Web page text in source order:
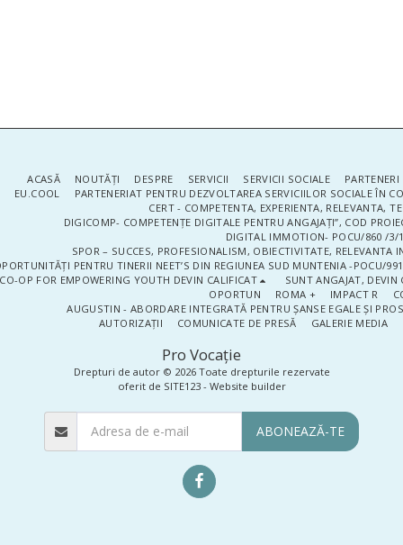
Pro Vocaţie
Drepturi de autor © 2026 Toate drepturile rezervate
oferit de SITE123- Website builder
ACASĂ NOUTĂŢI DESPRE SERVICII SERVICII SOCIALE
EU.COOL
PARTENERIAT PENTRU DEZVOLTAREA SERVICIILOR SOCIALE ÎN
CERT - COMPETENTA, EXPERIENTA, RELEVANTA,
DIGICOMP- COMPETENȚE DIGITALE PENTRU ANGAJAȚI”, COD
DIGITAL IMMOTION- POCU/860 /3/
SPOR – SUCCES, PROFESIONALISM, OBIECTIVITATE, RELEVANTA
PENTRU TINERII NEET’S DIN REGIUNEA SUD MUNTENIA -POCU/
CO-OP FOR EMPOWERING YOUTH DEVIN CALIFICAT
SUNT ANGAJAT, DEVIN
OPORTUN
ROMA + IMPACT R
AUGUSTIN - ABORDARE INTEGRATĂ PENTRU ȘANSE EGALE ȘI
AUTORIZAȚII
COMUNICATE DE PRESĂ GALERIE MEDIA
ABONEAZĂ-TE